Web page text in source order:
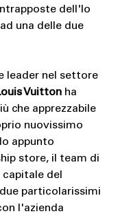
dell'Io
una delle due
leader nel settore
Vuittonha
che apprezzabile
nuovissimo
appunto
store, il team di
capitale del
particolarissimi
l'azienda